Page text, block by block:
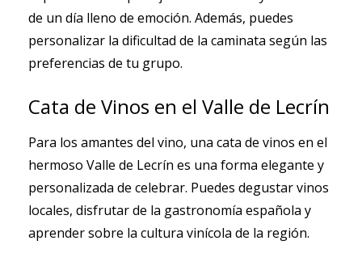
de un día lleno de emoción. Además, puedes
personalizar la dificultad de la caminata según las
preferencias de tu grupo.
Cata de Vinos en el Valle de Lecrín
Para los amantes del vino, una cata de vinos en el
hermoso Valle de Lecrín es una forma elegante y
personalizada de celebrar. Puedes degustar vinos
locales, disfrutar de la gastronomía española y
aprender sobre la cultura vinícola de la región.